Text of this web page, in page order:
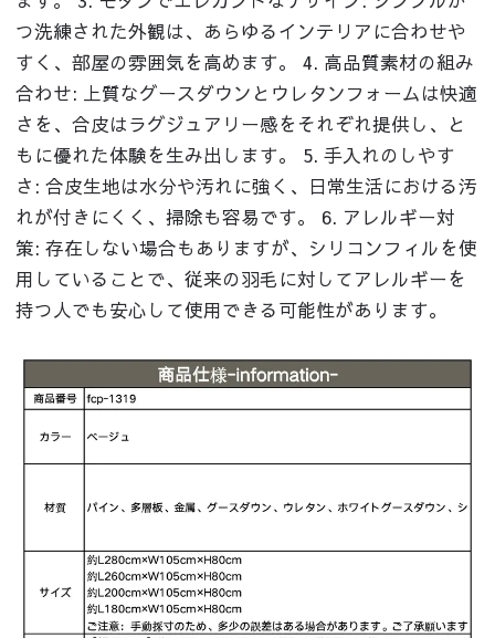
つ洗練された外観は、あらゆるインテリアに合わせや
すく、部屋の雰囲気を高めます。 4. 高品質素材の組み
合わせ: 上質なグースダウンとウレタンフォームは快適
さを、合皮はラグジュアリー感をそれぞれ提供し、と
もに優れた体験を生み出します。 5. 手入れのしやす
さ: 合皮生地は水分や汚れに強く、日常生活における汚
れが付きにくく、掃除も容易です。 6. アレルギー対
策: 存在しない場合もありますが、シリコンフィルを使
用していることで、従来の羽毛に対してアレルギーを
持つ人でも安心して使用できる可能性があります。